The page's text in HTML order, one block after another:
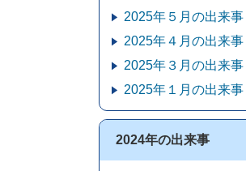
2025年５月の出来事
2025年４月の出来事
2025年３月の出来事
2025年１月の出来事
2024年の出来事